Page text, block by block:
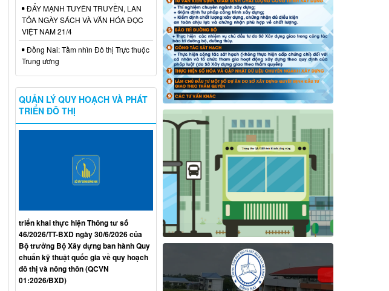
ĐẨY MẠNH TUYÊN TRUYỀN, LAN
TỎA NGÀY SÁCH VÀ VĂN HÓA ĐỌC
VIỆT NAM 21/4
Đồng Nai: Tầm nhìn Đô thị Trực thuộc
Trung ương
QUẢN LÝ QUY HOẠCH VÀ PHÁT
TRIỂN ĐÔ THỊ
triển khai thực hiện Thông tư số
46/2026/TT-BXD ngày 30/6/2026 của
Bộ trưởng Bộ Xây dựng ban hành Quy
chuẩn kỹ thuật quốc gia về quy hoạch
đô thị và nông thôn (QCVN
01:2026/BXD)